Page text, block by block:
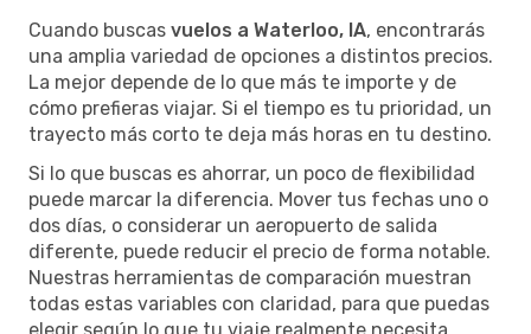
Cuando buscas vuelos a Waterloo, IA, encontrarás
una amplia variedad de opciones a distintos precios.
La mejor depende de lo que más te importe y de
cómo prefieras viajar. Si el tiempo es tu prioridad, un
trayecto más corto te deja más horas en tu destino.
Si lo que buscas es ahorrar, un poco de flexibilidad
puede marcar la diferencia. Mover tus fechas uno o
dos días, o considerar un aeropuerto de salida
diferente, puede reducir el precio de forma notable.
Nuestras herramientas de comparación muestran
todas estas variables con claridad, para que puedas